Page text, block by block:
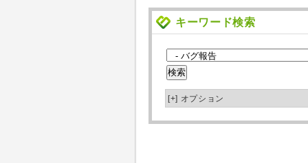
キーワード検索
[+] オプション